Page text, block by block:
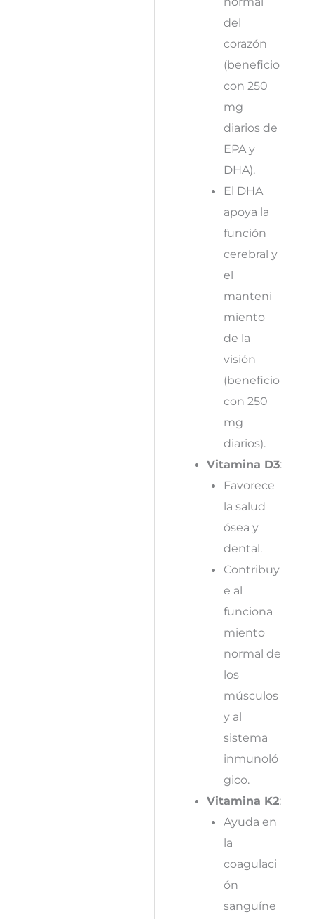
del
corazón
(beneficio
con 250
mg
diarios de
EPA y
DHA).
El DHA
apoya la
función
cerebral y
el
manteni
miento
de la
visión
(beneficio
con 250
mg
diarios).
Vitamina D3:
Favorece
la salud
ósea y
dental.
Contribuy
e al
funciona
miento
normal de
los
músculos
y al
sistema
inmunoló
gico.
Vitamina K2:
Ayuda en
la
coagulaci
ón
sanguíne